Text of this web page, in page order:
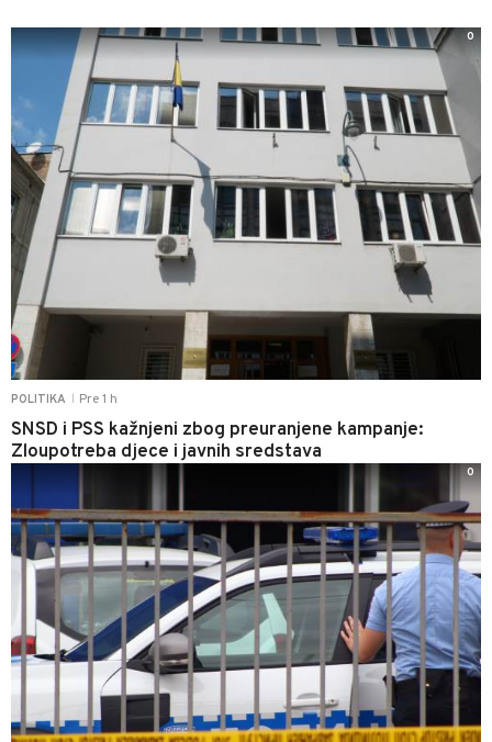
POLITIKA Pre 1 h
SNSD i PSS kažnjeni zbog preuranjene kampanje:
Zloupotreba djece i javnih sredstava
0
0